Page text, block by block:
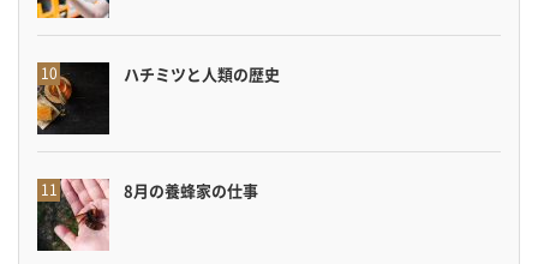
ハチミツと人類の歴史
8月の養蜂家の仕事